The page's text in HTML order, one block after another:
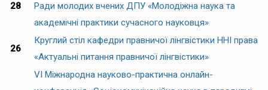
28
Ради молодих вчених ДПУ «Молодіжна наука та
академічні практики сучасного науковця»
26
Круглий стіл кафедри правничої лінгвістики ННІ права
«Актуальні питання правничої лінгвістики»
VІ Міжнародна науково-практична онлайн-